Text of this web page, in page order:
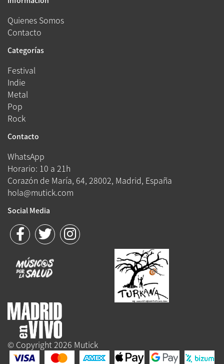
Quienes Somos
Contacto
Categorías
Festival
Indie
Metal
Pop
Rock
Contacto
WhatsApp
Horario: 10 a 21h
Corazón de María, 64, 28002, Madrid, España
hola@mutick.com
Social Media
© Copyright 2026 Mutick